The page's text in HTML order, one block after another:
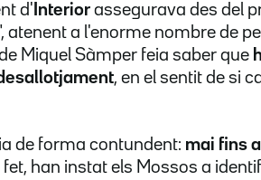
d' Interior assegurava des del
a l'enorme nombre de
Miquel Sàmper feia saber que
, en el sentit de si
de forma contundent: mai fins
fet, han instat els Mossos a